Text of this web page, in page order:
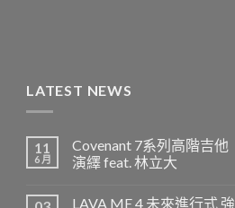
LATEST NEWS
11
6 月
Covenant 7系列高階吉他
演繹 feat. 林立大
LAVA ME 4 未來進行式 強